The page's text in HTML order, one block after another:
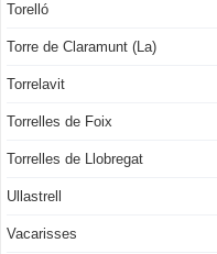
Torelló
Torre de Claramunt (La)
Torrelavit
Torrelles de Foix
Torrelles de Llobregat
Ullastrell
Vacarisses